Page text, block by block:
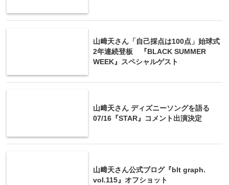
山﨑天さん「自己採点は100点」始球式
2年連続登板 『BLACK SUMMER
WEEK』スペシャルゲスト
山﨑天さん ディズニーソングを語る
07/16『STAR』コメント出演決定
山﨑天さん公式ブログ『blt graph.
vol.115』オフショット